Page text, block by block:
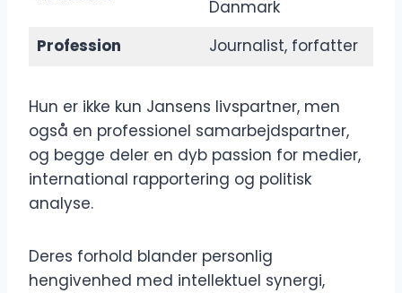
Danmark
Profession
Journalist, forfatter
Hun er ikke kun Jansens livspartner, men
også en professionel samarbejdspartner,
og begge deler en dyb passion for medier,
international rapportering og politisk
analyse.
Deres forhold blander personlig
hengivenhed med intellektuel synergi,